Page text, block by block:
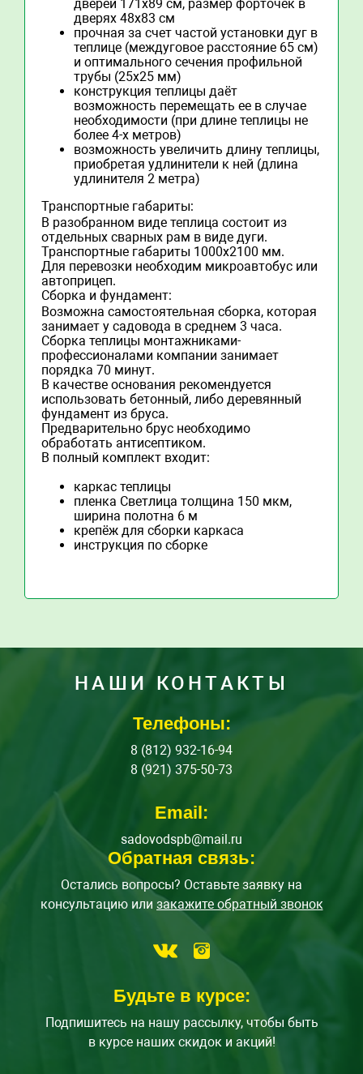
дверей 171х89 cм, размер форточек в
дверях 48х83 см
прочная за счет частой установки дуг в
теплице (междуговое расстояние 65 см)
и оптимального сечения профильной
трубы (25х25 мм)
конструкция теплицы даёт
возможность перемещать ее в случае
необходимости (при длине теплицы не
более 4-х метров)
возможность увеличить длину теплицы,
приобретая удлинители к ней (длина
удлинителя 2 метра)
Транспортные габариты:
В разобранном виде теплица состоит из
отдельных сварных рам в виде дуги.
Транспортные габариты 1000х2100 мм.
Для перевозки необходим микроавтобус или
автоприцеп.
Сборка и фундамент:
Возможна самостоятельная сборка, которая
занимает у садовода в среднем 3 часа.
Сборка теплицы монтажниками-
профессионалами компании занимает
порядка 70 минут.
В качестве основания рекомендуется
использовать бетонный, либо деревянный
фундамент из бруса.
Предварительно брус необходимо
обработать антисептиком.
В полный комплект входит:
каркас теплицы
пленка Светлица толщина 150 мкм,
ширина полотна 6 м
крепёж для сборки каркаса
инструкция по сборке
НАШИ КОНТАКТЫ
Телефоны:
8 (812) 932-16-94
8 (921) 375-50-73
Email:
sadovodspb@mail.ru
Обратная связь:
Остались вопросы? Оставьте заявку на
консультацию или закажите обратный звонок
Будьте в курсе:
Подпишитесь на нашу рассылку, чтобы быть
в курсе наших скидок и акций!